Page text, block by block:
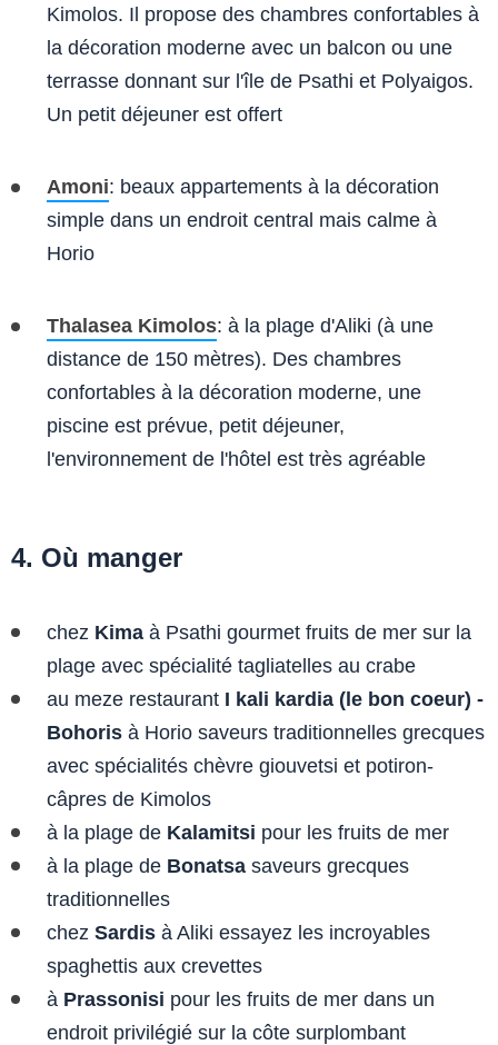
Kimolos. Il propose des chambres confortables à
la décoration moderne avec un balcon ou une
terrasse donnant sur l'île de Psathi et Polyaigos.
Un petit déjeuner est offert
Amoni: beaux appartements à la décoration
simple dans un endroit central mais calme à
Horio
Thalasea Kimolos: à la plage d'Aliki (à une
distance de 150 mètres). Des chambres
confortables à la décoration moderne, une
piscine est prévue, petit déjeuner,
l'environnement de l'hôtel est très agréable
4. Où manger
chez Kima à Psathi gourmet fruits de mer sur la
plage avec spécialité tagliatelles au crabe
au meze restaurant I kali kardia (le bon coeur) -
Bohoris à Horio saveurs traditionnelles grecques
avec spécialités chèvre giouvetsi et potiron-
câpres de Kimolos
à la plage de Kalamitsi pour les fruits de mer
à la plage de Bonatsa saveurs grecques
traditionnelles
chez Sardis à Aliki essayez les incroyables
spaghettis aux crevettes
à Prassonisi pour les fruits de mer dans un
endroit privilégié sur la côte surplombant